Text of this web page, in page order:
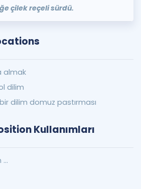
çilek reçeli sürdü.
almak
dilim
bir dilim domuz pastırması
Kullanımları